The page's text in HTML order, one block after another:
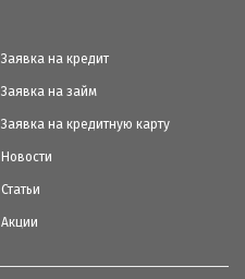
Заявка на кредит
Заявка на займ
Заявка на кредитную карту
Новости
Статьи
Акции